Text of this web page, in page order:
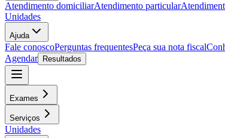
Atendimento domiciliarAtendimento particular
Unidades
Ajuda
Fale conoscoPerguntas frequentesPeça sua nota fiscal
Agendar
Resultados
Exames
Serviços
Unidades